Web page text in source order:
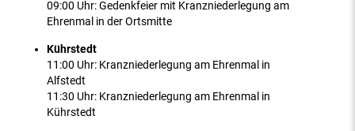
09:00 Uhr: Gedenkfeier mit Kranzniederlegung am
Ehrenmal in der Ortsmitte
Kührstedt
11:00 Uhr: Kranzniederlegung am Ehrenmal in
Alfstedt
11:30 Uhr: Kranzniederlegung am Ehrenmal in
Kührstedt